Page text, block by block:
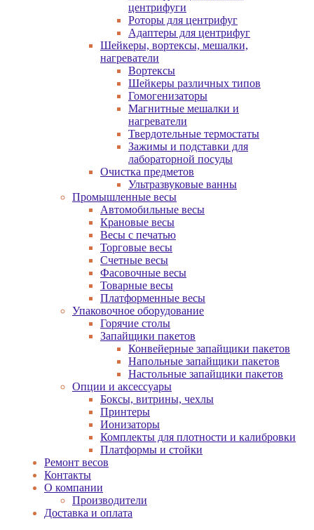
центрифуги
Роторы для центрифуг
Адаптеры для центрифуг
Шейкеры, вортексы, мешалки,
нагреватели
Вортексы
Шейкеры различных типов
Гомогенизаторы
Магнитные мешалки и
нагреватели
Твердотельные термостаты
Зажимы и подставки для
лабораторной посуды
Очистка предметов
Ультразвуковые ванны
Промышленные весы
Автомобильные весы
Крановые весы
Весы с печатью
Торговые весы
Счетные весы
Фасовочные весы
Товарные весы
Платформенные весы
Упаковочное оборудование
Горячие столы
Запайщики пакетов
Конвейерные запайщики пакетов
Напольные запайщики пакетов
Настольные запайщики пакетов
Опции и аксессуары
Боксы, витрины, чехлы
Принтеры
Ионизаторы
Комплекты для плотности и калибровки
Платформы и стойки
Ремонт весов
Контакты
О компании
Производители
Доставка и оплата